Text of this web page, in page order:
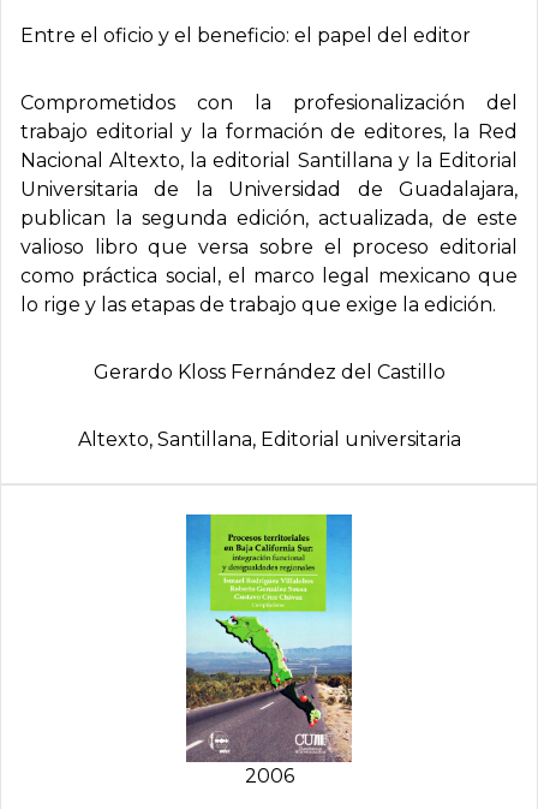
Entre el oficio y el beneficio: el papel del editor
Comprometidos con la profesionalización del
trabajo editorial y la formación de editores, la Red
Nacional Altexto, la editorial Santillana y la Editorial
Universitaria de la Universidad de Guadalajara,
publican la segunda edición, actualizada, de este
valioso libro que versa sobre el proceso editorial
como práctica social, el marco legal mexicano que
lo rige y las etapas de trabajo que exige la edición.
Gerardo Kloss Fernández del Castillo
Altexto, Santillana, Editorial universitaria
2006